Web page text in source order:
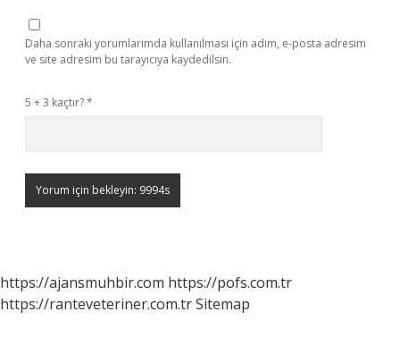
Daha sonraki yorumlarımda kullanılması için adım, e-posta adresim
ve site adresim bu tarayıcıya kaydedilsin.
5 + 3 kaçtır?*
https://ajansmuhbir.com https://pofs.com.tr
https://ranteveteriner.com.trSitemap